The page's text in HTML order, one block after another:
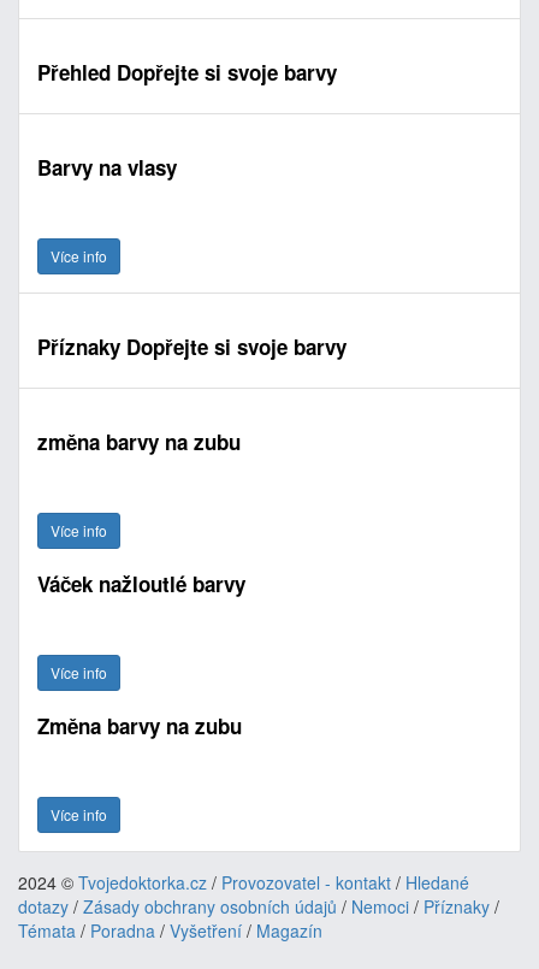
Přehled Dopřejte si svoje barvy
Barvy na vlasy
Více info
Příznaky Dopřejte si svoje barvy
změna barvy na zubu
Více info
Váček nažloutlé barvy
Více info
Změna barvy na zubu
Více info
2024 © Tvojedoktorka.cz / Provozovatel - kontakt / Hledané
dotazy / Zásady obchrany osobních údajů / Nemoci / Příznaky /
Témata / Poradna / Vyšetření / Magazín